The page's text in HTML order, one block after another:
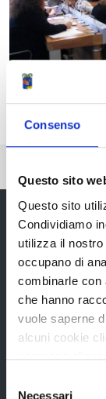
Consenso
Questo sito
Questo sito
Condividiamo
utilizza il
occupano di
combinarle con
che hanno
vuole saperne
alcuni cookie
espresso
tasto "Rifiuta".
Necessari
La Provincia